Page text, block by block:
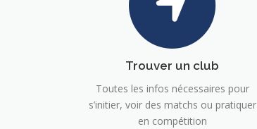
Trouver un club
Toutes les infos nécessaires pour
s’initier, voir des matchs ou pratiquer
en compétition